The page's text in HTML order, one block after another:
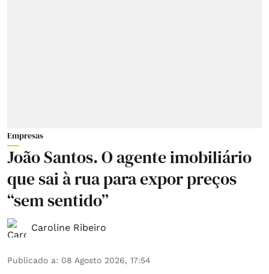
Empresas
João Santos. O agente imobiliário
que sai à rua para expor preços
“sem sentido”
Caroline Ribeiro
Publicado a: 08 Agosto 2026, 17:54